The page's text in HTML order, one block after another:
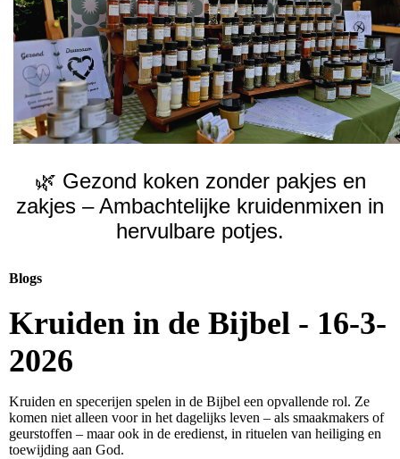
🌿 Gezond koken zonder pakjes en
zakjes – Ambachtelijke kruidenmixen in
hervulbare potjes.
Blogs
Kruiden in de Bijbel - 16-3-
2026
Kruiden en specerijen spelen in de Bijbel een opvallende rol. Ze
komen niet alleen voor in het dagelijks leven – als smaakmakers of
geurstoffen – maar ook in de eredienst, in rituelen van heiliging en
toewijding aan God.